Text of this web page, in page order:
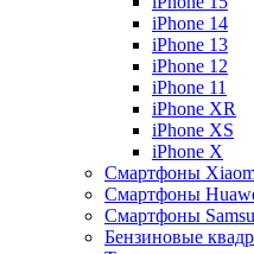
iPhone 14
iPhone 13
iPhone 12
iPhone 11
iPhone XR
iPhone XS
iPhone X
Смартфоны
Смартфоны
Смартфоны
Бензиновые